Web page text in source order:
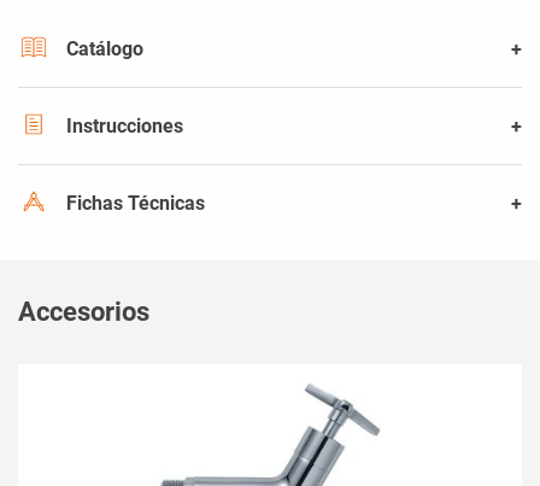
Catálogo
Instrucciones
Fichas Técnicas
Accesorios